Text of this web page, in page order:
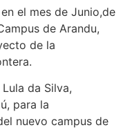
el mes de Junio,de
de Arandu,
de la
da Silva,
para la
nuevo campus de